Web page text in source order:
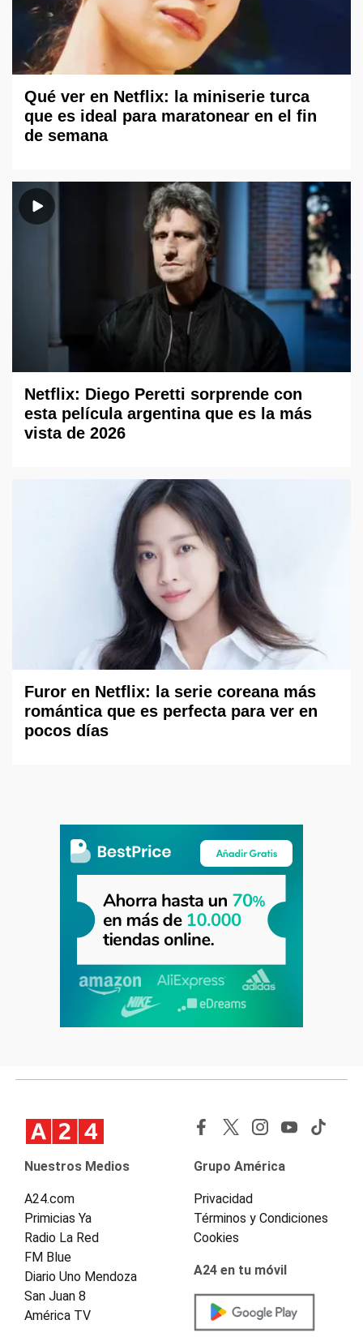
Qué ver en Netflix: la miniserie turca
que es ideal para maratonear en el fin
de semana
Netflix: Diego Peretti sorprende con
esta película argentina que es la más
vista de 2026
Furor en Netflix: la serie coreana más
romántica que es perfecta para ver en
pocos días
Nuestros Medios
A24.com
Primicias Ya
Radio La Red
FM Blue
Diario Uno Mendoza
San Juan 8
América TV
Grupo América
Privacidad
Términos y Condiciones
Cookies
A24 en tu móvil